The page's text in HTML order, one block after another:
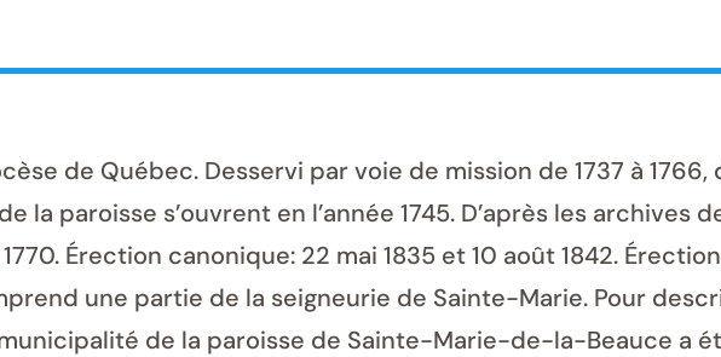
de Québec. Desservi par voie de mission de 1737 à
la paroisse s’ouvrent en l’année 1745. D’après les
Érection canonique: 22 mai 1835 et 10 août 1842.
une partie de la seigneurie de Sainte-Marie. Pour
municipalité de la paroisse de Sainte-Marie-de-la-Beauce a